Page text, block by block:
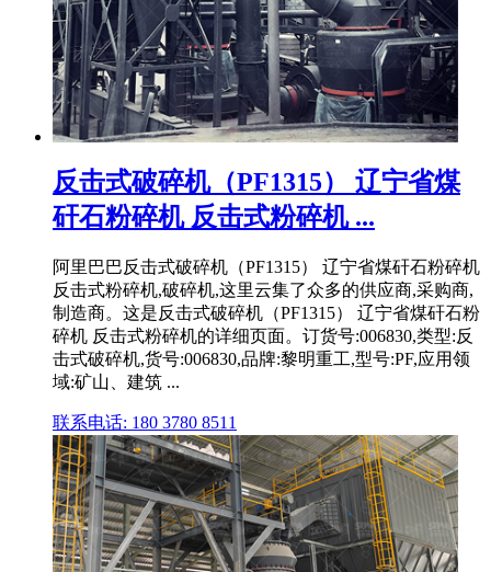
反击式破碎机（PF1315） 辽宁省煤
矸石粉碎机 反击式粉碎机 ...
阿里巴巴反击式破碎机（PF1315） 辽宁省煤矸石粉碎机
反击式粉碎机,破碎机,这里云集了众多的供应商,采购商,
制造商。这是反击式破碎机（PF1315） 辽宁省煤矸石粉
碎机 反击式粉碎机的详细页面。订货号:006830,类型:反
击式破碎机,货号:006830,品牌:黎明重工,型号:PF,应用领
域:矿山、建筑 ...
联系电话: 180 3780 8511